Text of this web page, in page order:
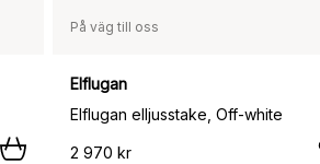
På väg till oss
Elflugan
Elflugan elljusstake, Off-white
2 970 kr